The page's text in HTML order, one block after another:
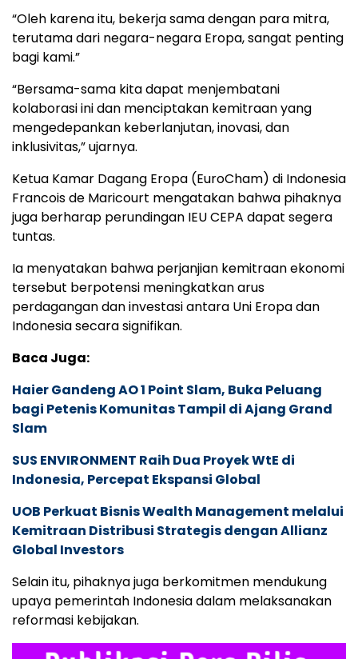
“Oleh karena itu, bekerja sama dengan para mitra,
terutama dari negara-negara Eropa, sangat penting
bagi kami.”
“Bersama-sama kita dapat menjembatani
kolaborasi ini dan menciptakan kemitraan yang
mengedepankan keberlanjutan, inovasi, dan
inklusivitas,” ujarnya.
Ketua Kamar Dagang Eropa (EuroCham) di Indonesia
Francois de Maricourt mengatakan bahwa pihaknya
juga berharap perundingan IEU CEPA dapat segera
tuntas.
Ia menyatakan bahwa perjanjian kemitraan ekonomi
tersebut berpotensi meningkatkan arus
perdagangan dan investasi antara Uni Eropa dan
Indonesia secara signifikan.
Baca Juga:
Haier Gandeng AO 1 Point Slam, Buka Peluang
bagi Petenis Komunitas Tampil di Ajang Grand
Slam
SUS ENVIRONMENT Raih Dua Proyek WtE di
Indonesia, Percepat Ekspansi Global
UOB Perkuat Bisnis Wealth Management melalui
Kemitraan Distribusi Strategis dengan Allianz
Global Investors
Selain itu, pihaknya juga berkomitmen mendukung
upaya pemerintah Indonesia dalam melaksanakan
reformasi kebijakan.